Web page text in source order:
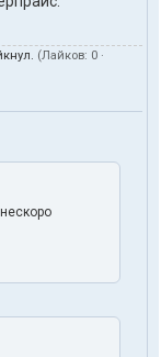
(Лайков: 0 ·